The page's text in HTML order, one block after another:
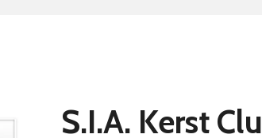
S.I.A. Kerst